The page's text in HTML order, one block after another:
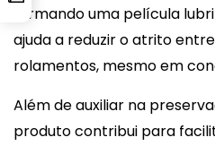
formando uma película
ajuda a reduzir o atrito
rolamentos, mesmo em
Além de auxiliar na
produto contribui para